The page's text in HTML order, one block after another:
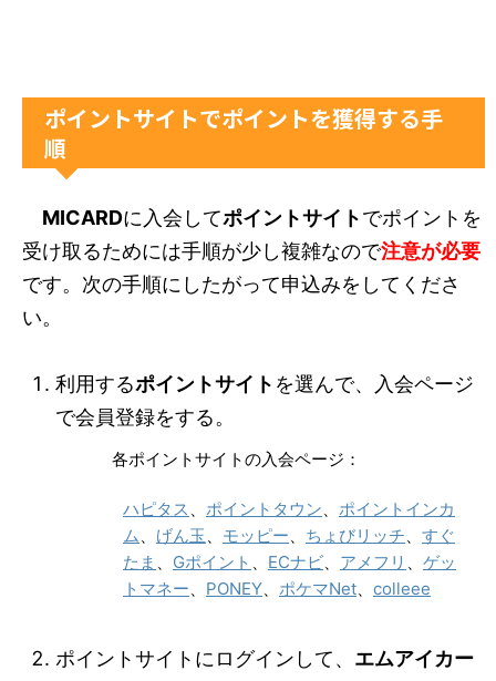
ポイントサイトでポイントを獲得する手
順
MICARDに入会してポイントサイトでポイントを
受け取るためには手順が少し複雑なので注意が必要
です。次の手順にしたがって申込みをしてくださ
い。
利用するポイントサイト を選んで、入会ページ
で会員登録をする。
各ポイントサイトの入会ページ：
ハピタス 、 ポイントタウン、 ポイントインカ
ム、 げん玉 、 モッピー、 ちょびリッチ、 すぐ
たま 、 Gポイント 、 ECナビ、 アメフリ 、 ゲッ
トマネー、 PONEY、 ポケマNet、 colleee
ポイントサイトにログインして、 エムアイカー